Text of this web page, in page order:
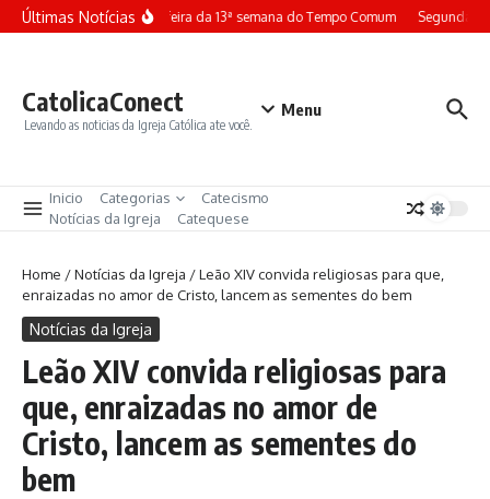
Ir para o conteúdo
Últimas NotíciasTerça-feira da 13ª semana do Tempo Comum Segunda-
CatolicaConect
Levando as noticias da Igreja Católica ate você.
Menu
Inicio Categorias
Catecismo
Notícias da Igreja
Catequese
Home /Notícias da Igreja /Leão XIV convida religiosas para que,
enraizadas no amor de Cristo, lancem as sementes do bem
Notícias da Igreja
Leão XIV convida religiosas para
que, enraizadas no amor de
Cristo, lancem as sementes do
bem